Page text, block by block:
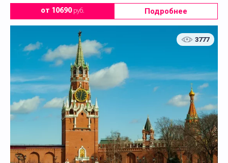
от 10690руб. Подробнее
3777